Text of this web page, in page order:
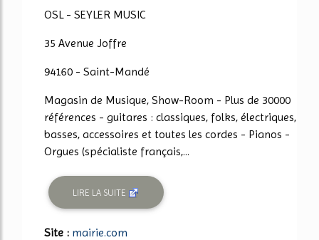
OSL - SEYLER MUSIC
35 Avenue Joffre
94160 - Saint-Mandé
Magasin de Musique, Show-Room - Plus de 30000
références - guitares : classiques, folks, électriques,
basses, accessoires et toutes les cordes - Pianos -
Orgues (spécialiste français,...
LIRE LA SUITE
Site : mairie.com